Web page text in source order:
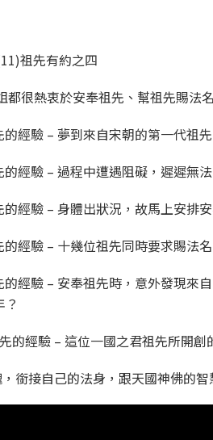
祖先有約之四
都很熱衷於安奉祖先、幫祖先賜法
經驗 – 夢到來自宋朝的第一代祖先
經驗 – 過程中遭遇阻礙，遲遲無
經驗 – 身體出狀況，故馬上安排
經驗 – 十幾位祖先同時要求賜法名
經驗 – 安奉祖先時，意外發現來
的經驗 – 這位一國之君祖先所開
銜接自己的法身，跟天國神佛的